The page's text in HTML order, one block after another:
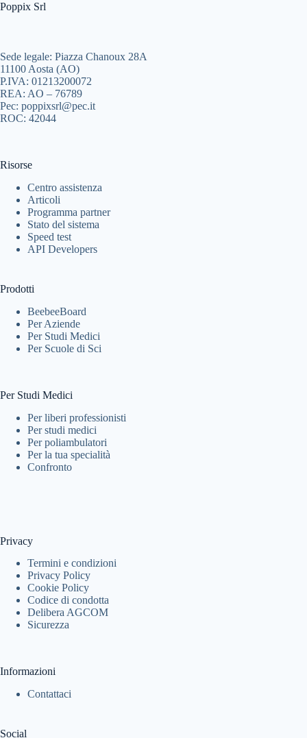
Poppix Srl
Sede legale: Piazza Chanoux 28A
11100 Aosta (AO)
P.IVA: 01213200072
REA: AO – 76789
Pec: poppixsrl@pec.it
ROC: 42044
Risorse
Centro assistenza
Articoli
Programma partner
Stato del sistema
Speed test
API Developers
Prodotti
BeebeeBoard
Per Aziende
Per Studi Medici
Per Scuole di Sci
Per Studi Medici
Per liberi professionisti
Per studi medici
Per poliambulatori
Per la tua specialità
Confronto
Privacy
Termini e condizioni
Privacy Policy
Cookie Policy
Codice di condotta
Delibera AGCOM
Sicurezza
Informazioni
Contattaci
Social